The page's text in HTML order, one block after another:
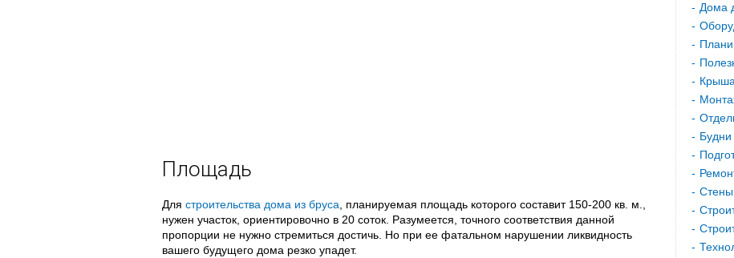
Площадь
Для строительства дома из бруса , планируемая площадь которого составит 150-200 кв. м.,
нужен участок, ориентировочно в 20 соток. Разумеется, точного соответствия данной
пропорции не нужно стремиться достичь. Но при ее фатальном нарушении ликвидность
вашего будущего дома резко упадет.
Дома
Будни